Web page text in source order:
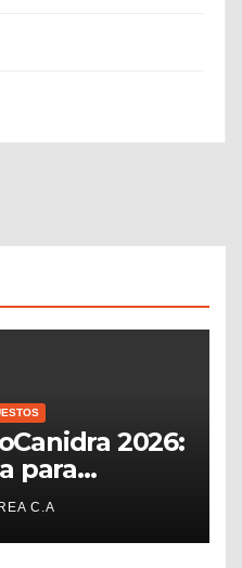
2026:
para
y seguir
C.A